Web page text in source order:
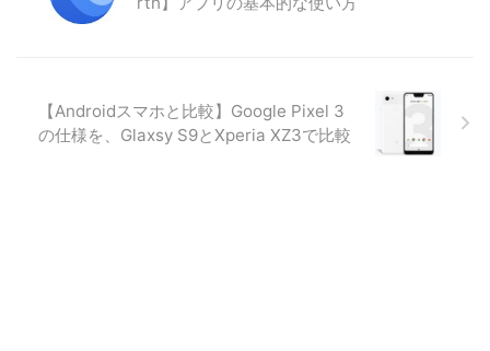
【Androidスマホと比較】Google Pixel 3
の仕様を、Glaxsy S9とXperia XZ3で比較